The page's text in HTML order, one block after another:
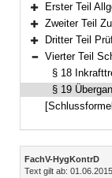
Bereich
Erster Teil
Bereich
Zweiter Teil
Bereich
Dritter Teil
Bereich
Vierter Teil
§ 18
§ 19
Inhalt
FachV-HygKontrD
Text gilt ab: 01.06.2015